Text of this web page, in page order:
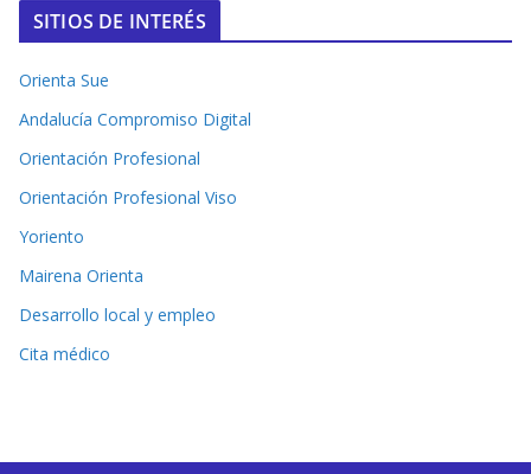
SITIOS DE INTERÉS
Orienta Sue
Andalucía Compromiso Digital
Orientación Profesional
Orientación Profesional Viso
Yoriento
Mairena Orienta
Desarrollo local y empleo
Cita médico